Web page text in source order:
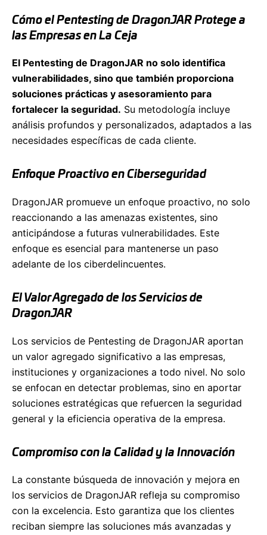
Cómo el Pentesting de DragonJAR Protege a
las Empresas en La Ceja
El Pentesting de DragonJAR no solo identifica
vulnerabilidades, sino que también proporciona
soluciones prácticas y asesoramiento para
fortalecer la seguridad. Su metodología incluye
análisis profundos y personalizados, adaptados a las
necesidades específicas de cada cliente.
Enfoque Proactivo en Ciberseguridad
DragonJAR promueve un enfoque proactivo, no solo
reaccionando a las amenazas existentes, sino
anticipándose a futuras vulnerabilidades. Este
enfoque es esencial para mantenerse un paso
adelante de los ciberdelincuentes.
El Valor Agregado de los Servicios de
DragonJAR
Los servicios de Pentesting de DragonJAR aportan
un valor agregado significativo a las empresas,
instituciones y organizaciones a todo nivel. No solo
se enfocan en detectar problemas, sino en aportar
soluciones estratégicas que refuercen la seguridad
general y la eficiencia operativa de la empresa.
Compromiso con la Calidad y la Innovación
La constante búsqueda de innovación y mejora en
los servicios de DragonJAR refleja su compromiso
con la excelencia. Esto garantiza que los clientes
reciban siempre las soluciones más avanzadas y